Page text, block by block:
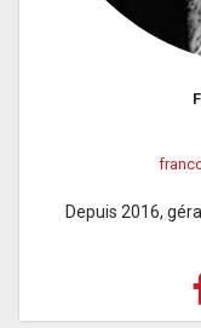
Depuis 2016,